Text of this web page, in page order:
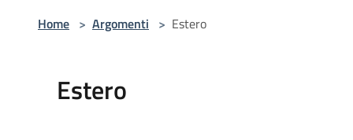
Home > Argomenti > Estero
Estero